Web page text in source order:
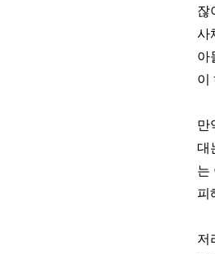
잖
사
아
이
만
대
는
피
저